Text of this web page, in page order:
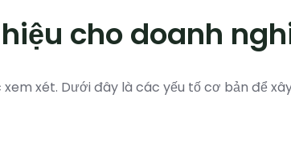
cho doanh
xét. Dưới đây là các yếu tố cơ bản để